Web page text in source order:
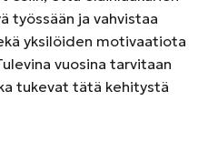
työssään ja vahvistaa
yksilöiden motivaatiota
vuosina tarvitaan
tukevat tätä kehitystä